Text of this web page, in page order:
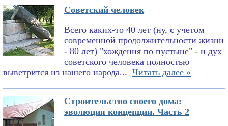
Советский человек
Всего каких-то 40 лет (ну, с учетом
современной продолжительности жизни
- 80 лет) "хождения по пустыне" - и дух
советского человека полностью
выветрится из нашего народа... Читать далее »
Строительство своего дома:
эволюция концепции. Часть 2